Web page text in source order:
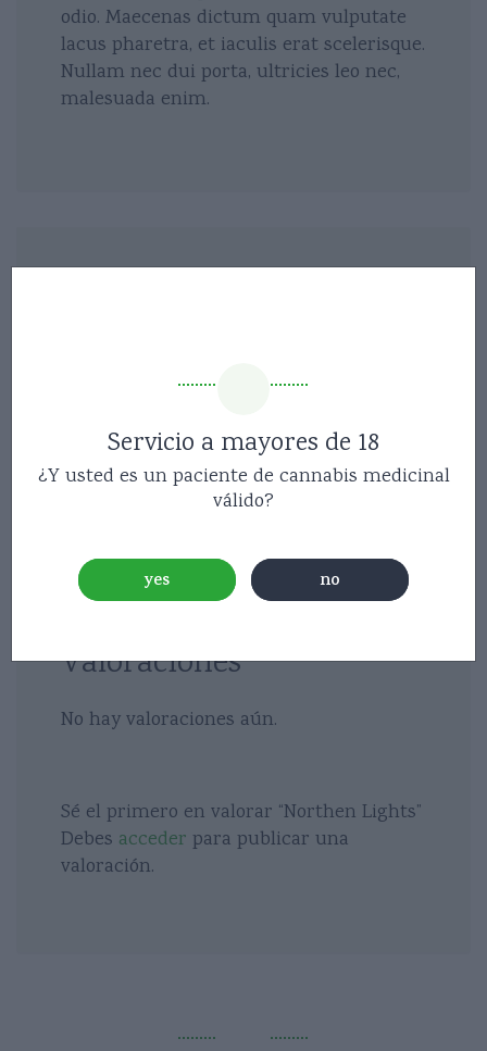
odio. Maecenas dictum quam vulputate
lacus pharetra, et iaculis erat scelerisque.
Nullam nec dui porta, ultricies leo nec,
malesuada enim.
22%
Valoraciones
No hay valoraciones aún.
Sé el primero en valorar “Northen Lights”
Debes acceder para publicar una
valoración.
Servicio a mayores de 18
¿Y usted es un paciente de cannabis medicinal
válido?
yes no